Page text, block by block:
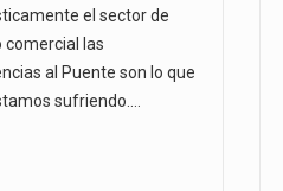
el sector de
comercial las
al Puente son lo que
sufriendo.…